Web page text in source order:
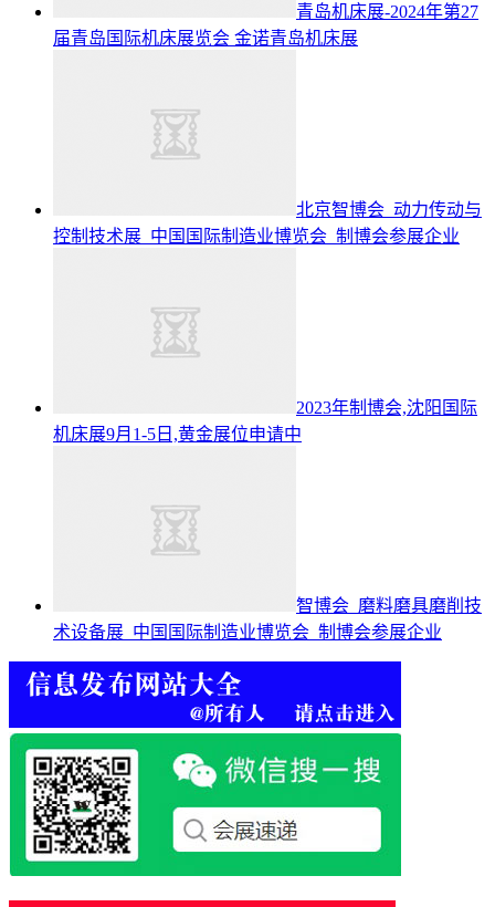
青岛机床展-2024年第27
届青岛国际机床展览会 金诺青岛机床展
北京智博会_动力传动与
控制技术展_中国国际制造业博览会_制博会参展企业
2023年制博会,沈阳国际
机床展9月1-5日,黄金展位申请中
智博会_磨料磨具磨削技
术设备展_中国国际制造业博览会_制博会参展企业